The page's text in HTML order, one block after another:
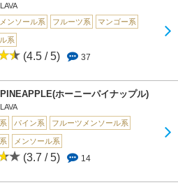
ンソール系
フルーツ系 マンゴー系
系
(4.5 / 5) 37
ホーニーパイナップル)
パイン系 フルーツメンソール系
メンソール系
(3.7 / 5) 14